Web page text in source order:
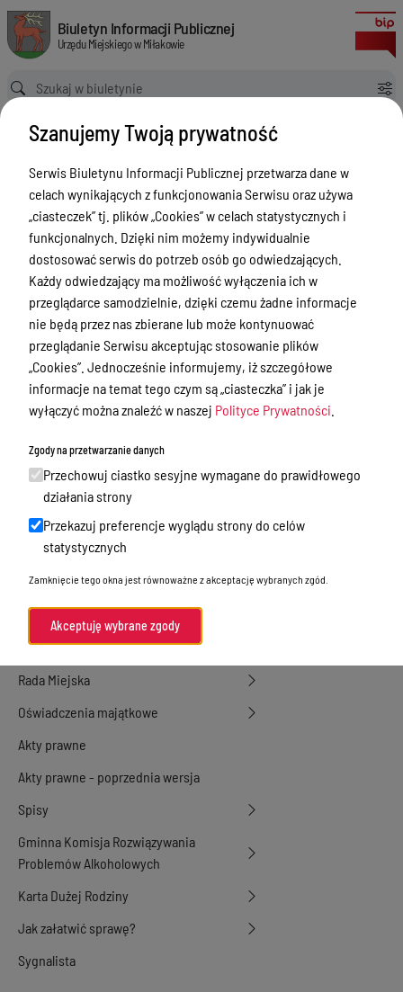
Zgłoś awarię MPGK Sp. z o. o. Miłakowo
Biuletyn Informacji Publicznej Urzędu Miejskiego w Miłakowie
Biuletyn Informacji Publicznej
Urzędu Miejskiego w Miłakowie
Ścieżka powrotu
Strona główna
Ogłoszenia
Zgłoś awarię MPGK Sp. z o. o. Miłakowo
Ogłoszenia
Menu Przedmiotowe
Urząd Miejski w Miłakowie
Gmina Miłakowo
Majątek i finanse
Zamówienia publiczne
Urząd Stanu Cywilnego
Ewidencja ludności, dowody osobiste,
działalność gospodarcza
Przetargi
Ogłoszenia
Petycje
Nabór
Dyżury Aptek w Powiecie Ostródzkim
Komunikacja publiczna
Nieodpłatna pomoc prawna
Rada Miejska
Oświadczenia majątkowe
Akty prawne
Akty prawne - poprzednia wersja
Spisy
Gminna Komisja Rozwiązywania
Problemów Alkoholowych
Karta Dużej Rodziny
Jak załatwić sprawę?
Sygnalista
Szanujemy Twoją prywatność
Serwis Biuletynu Informacji Publicznej przetwarza dane w
celach wynikających z funkcjonowania Serwisu oraz używa
„ciasteczek” tj. plików „Cookies” w celach statystycznych i
funkcjonalnych. Dzięki nim możemy indywidualnie
dostosować serwis do potrzeb osób go odwiedzających.
Każdy odwiedzający ma możliwość wyłączenia ich w
przeglądarce samodzielnie, dzięki czemu żadne informacje
nie będą przez nas zbierane lub może kontynuować
przeglądanie Serwisu akceptując stosowanie plików
„Cookies”. Jednocześnie informujemy, iż szczegółowe
informacje na temat tego czym są „ciasteczka” i jak je
wyłączyć można znaleźć w naszej Polityce Prywatności
Zgody na przetwarzanie danych
Przechowuj ciastko sesyjne wymagane do prawidłowego
działania strony
Przekazuj preferencje wyglądu strony do celów
statystycznych
Zamknięcie tego okna jest równoważne z akceptację wybranych zgód.
Akceptuję wybrane zgody